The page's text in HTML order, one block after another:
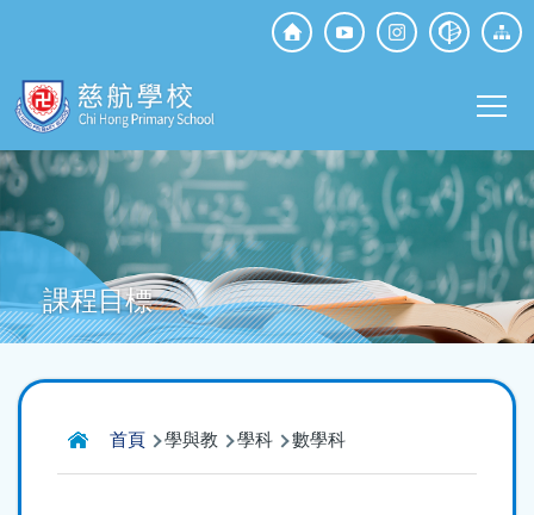
Top
Social
課程目標
導
航
首頁 學與教 學科 數學科